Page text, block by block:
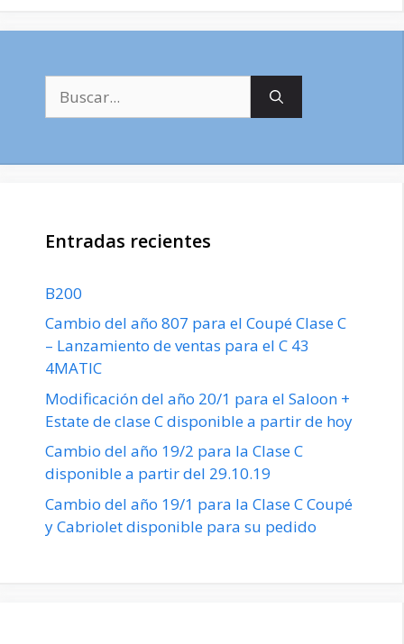
Entradas recientes
B200
Cambio del año 807 para el Coupé Clase C
– Lanzamiento de ventas para el C 43
4MATIC
Modificación del año 20/1 para el Saloon +
Estate de clase C disponible a partir de hoy
Cambio del año 19/2 para la Clase C
disponible a partir del 29.10.19
Cambio del año 19/1 para la Clase C Coupé
y Cabriolet disponible para su pedido